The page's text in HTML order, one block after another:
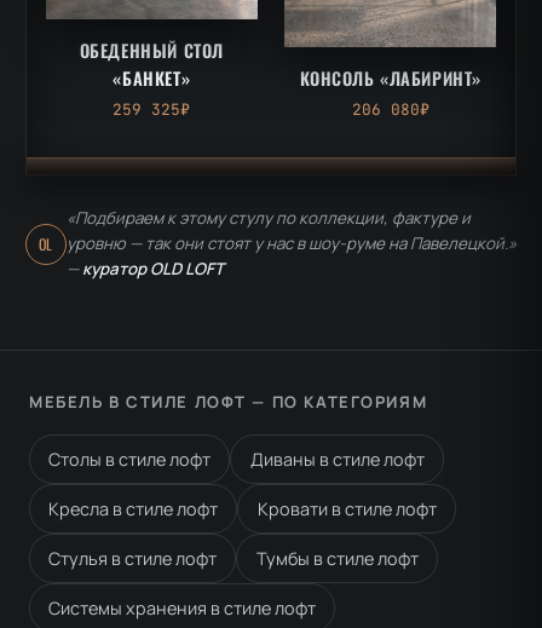
ОБЕДЕННЫЙ СТОЛ
«БАНКЕТ»
259 325₽
КОНСОЛЬ «ЛАБИРИНТ»
206 080₽
OL
«Подбираем к этому стулу по коллекции, фактуре и
уровню — так они стоят у нас в шоу-руме на Павелецкой.»
—куратор OLD LOFT
МЕБЕЛЬ В СТИЛЕ ЛОФТ — ПО КАТЕГОРИЯМ
Столы в стиле лофт Диваны в стиле лофт
Кресла в стиле лофт Кровати в стиле лофт
Стулья в стиле лофт Тумбы в стиле лофт
Системы хранения в стиле лофт